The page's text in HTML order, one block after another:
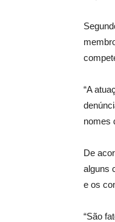
“A
nomes
De
alguns
e os
“São